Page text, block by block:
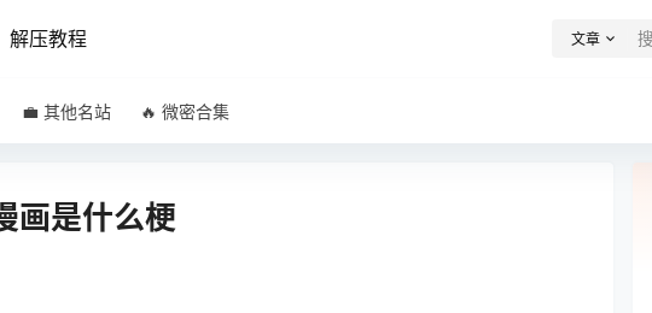
解压教程 文章
💼 其他名站 🔥 微密合集
画是什么梗